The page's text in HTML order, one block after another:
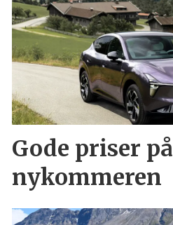
Gode priser på
nykommeren